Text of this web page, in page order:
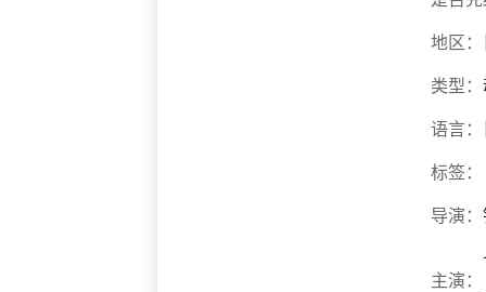
地区：
类型：
语言：
标签：
导演：
主演：